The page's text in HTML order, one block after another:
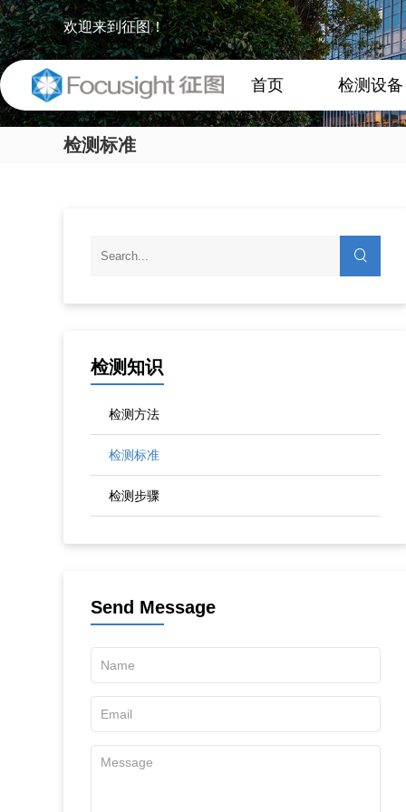
欢迎来到征图！
首页 检测设备
检测标准
检测知识
检测方法
检测标准
检测步骤
Send Message